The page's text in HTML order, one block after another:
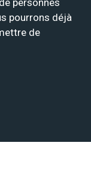
pourrons déjà
de